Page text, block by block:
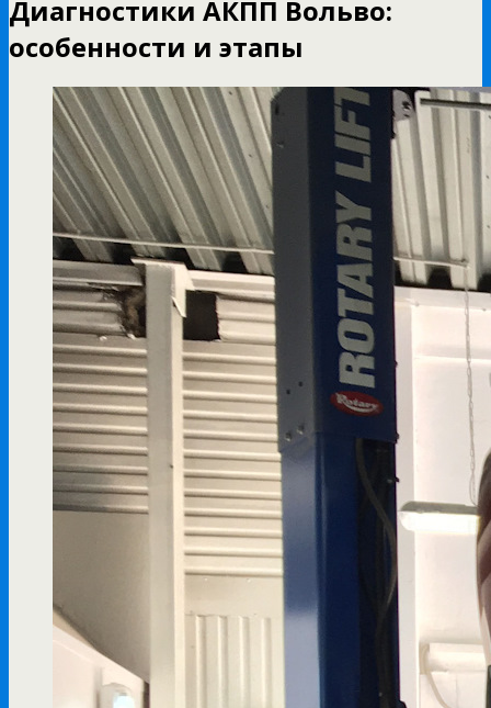
Диагностики АКПП Вольво:
особенности и этапы